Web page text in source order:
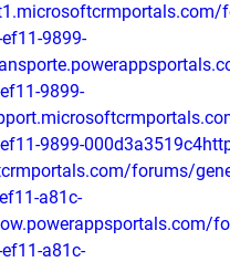
9899-
9899-
9899-
forums/
a81c-
a81c-